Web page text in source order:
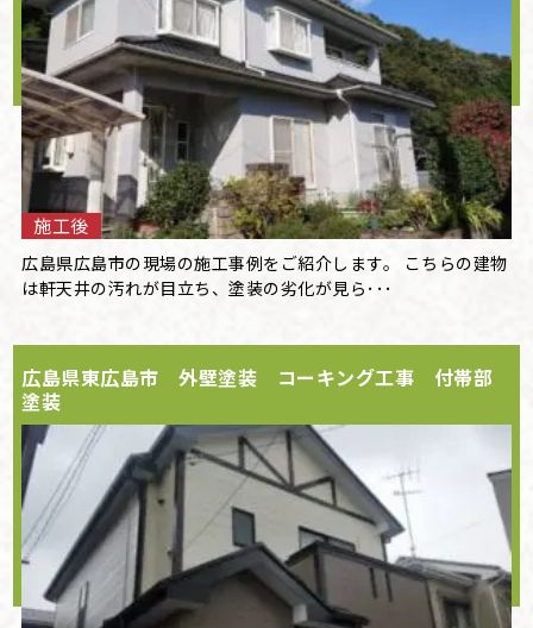
施工後
広島県広島市の現場の施工事例をご紹介します。 こちらの建物
は軒天井の汚れが目立ち、塗装の劣化が見ら･･･
広島県東広島市 外壁塗装 コーキング工事 付帯部
塗装